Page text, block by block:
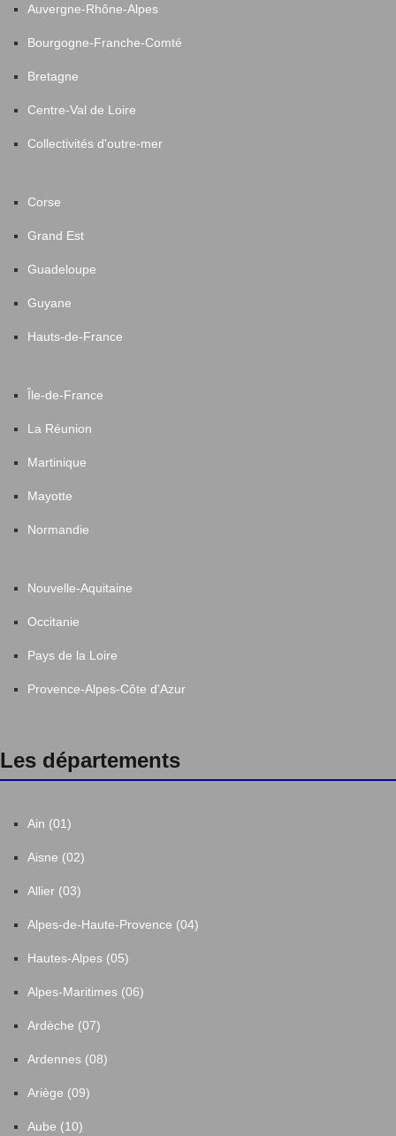
Auvergne-Rhône-Alpes
Bourgogne-Franche-Comté
Bretagne
Centre-Val de Loire
Collectivités d'outre-mer
Corse
Grand Est
Guadeloupe
Guyane
Hauts-de-France
Île-de-France
La Réunion
Martinique
Mayotte
Normandie
Nouvelle-Aquitaine
Occitanie
Pays de la Loire
Provence-Alpes-Côte d'Azur
Les départements
Ain (01)
Aisne (02)
Allier (03)
Alpes-de-Haute-Provence (04)
Hautes-Alpes (05)
Alpes-Maritimes (06)
Ardèche (07)
Ardennes (08)
Ariège (09)
Aube (10)